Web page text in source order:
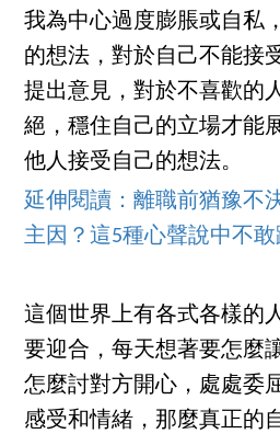
我為中心過度膨脹或自私
的想法，對於自己不能接
提出意見，對於不喜歡的
絕，穩住自己的立場才能
他人接受自己的想法。
延伸閱讀：離職前猶豫不
主因？這5種心聲說中不
這個世界上有各式各樣的
要迎合，每天想著要怎麼
怎麼討對方開心，處處委
感受和情緒，那麼真正的